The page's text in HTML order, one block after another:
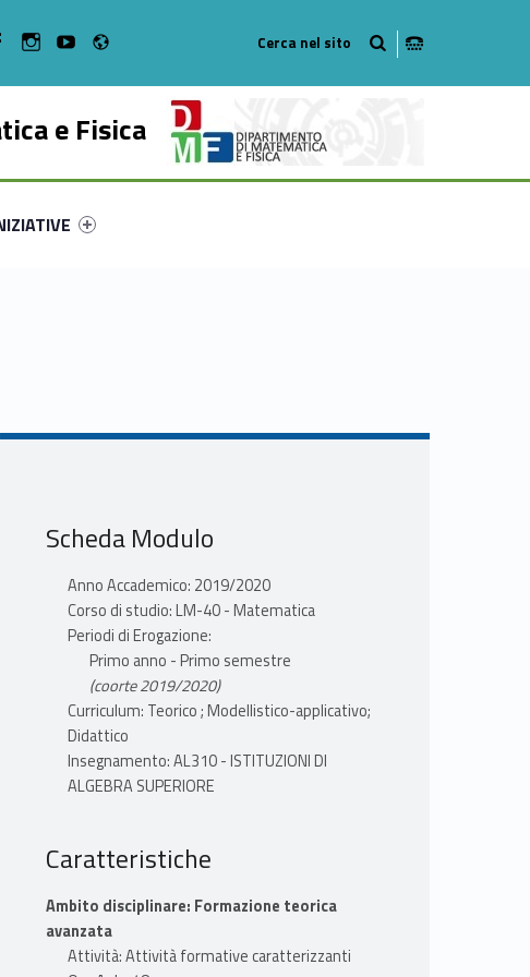
e Fisica
19015-53
identifier #link-menu-primary-23924-62
WebMan on FacebookWebMan on Instagram
WebMan on Youtube
Scheda Modulo
Anno Accademico: 2019/2020
Corso di studio: LM-40 - Matematica
Periodi di Erogazione:
Primo anno - Primo semestre
(coorte 2019/2020)
Curriculum: Teorico ; Modellistico-applicativo;
Didattico
Insegnamento: AL310 - ISTITUZIONI DI
ALGEBRA SUPERIORE
Caratteristiche
Ambito disciplinare: Formazione teorica
avanzata
Attività: Attività formative caratterizzanti